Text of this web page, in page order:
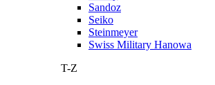
Sandoz
Seiko
Steinmeyer
Swiss Military Hanowa
T-Z